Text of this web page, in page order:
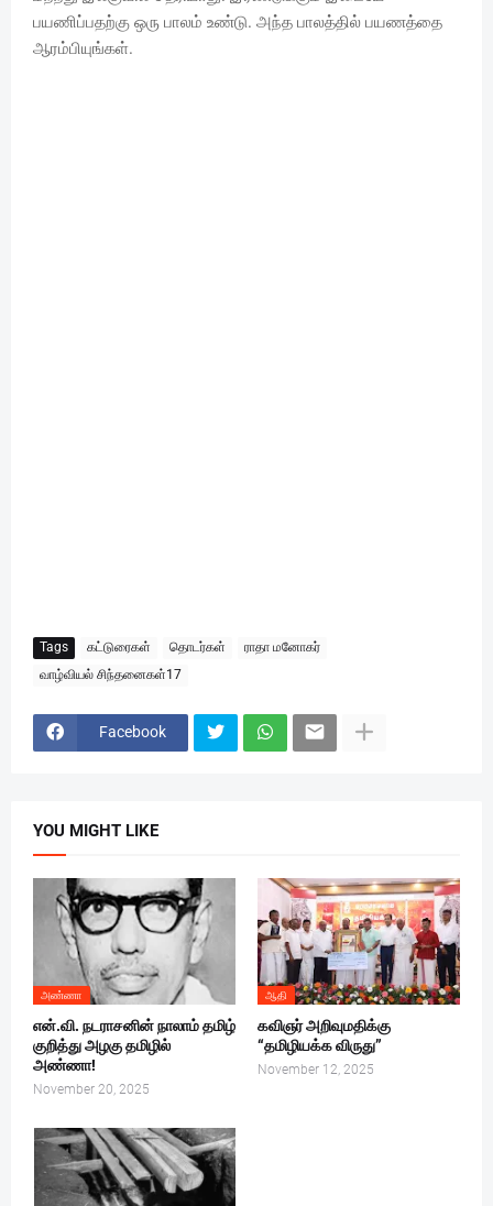
பயணிப்பதற்கு ஒரு பாலம் உண்டு. அந்த பாலத்தில் பயணத்தை
ஆரம்பியுங்கள்.
Tags கட்டுரைகள் தொடர்கள்
ராதா மனோகர்
வாழ்வியல் சிந்தனைகள்17
Facebook
YOU MIGHT LIKE
அண்ணா
என்.வி. நடராசனின் நாலாம் தமிழ்
குறித்து அழகு தமிழில்
அண்ணா!
November 20, 2025
ஆதி
கவிஞர் அறிவுமதிக்கு
“தமிழியக்க விருது”
November 12, 2025